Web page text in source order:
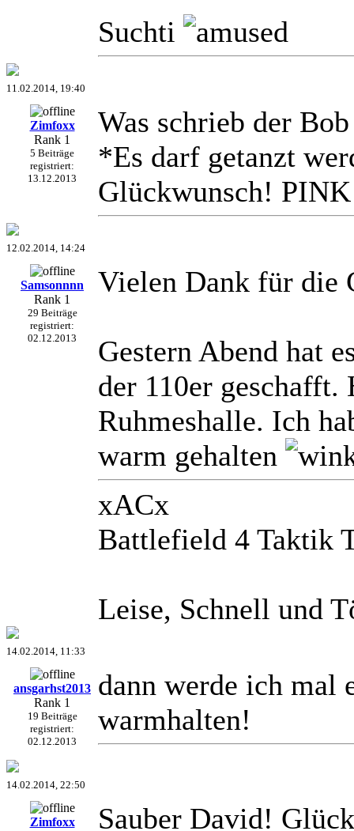
Suchti
11.02.2014, 19:40
Zimfoxx
Rank 1
5 Beiträge
registriert:
13.12.2013
Was schrieb der
*Es darf getanzt
Glückwunsch!
12.02.2014, 14:24
Samsonnnn
Rank 1
29 Beiträge
registriert:
02.12.2013
Vielen Dank für die
Gestern Abend hat
der 110er
Ruhmeshalle. Ich
warm gehalten
xACx
Battlefield 4 Taktik
Leise, Schnell und
14.02.2014, 11:33
ansgarhst2013
Rank 1
19 Beiträge
registriert:
02.12.2013
dann werde ich mal
warmhalten!
14.02.2014, 22:50
Zimfoxx
Sauber David!